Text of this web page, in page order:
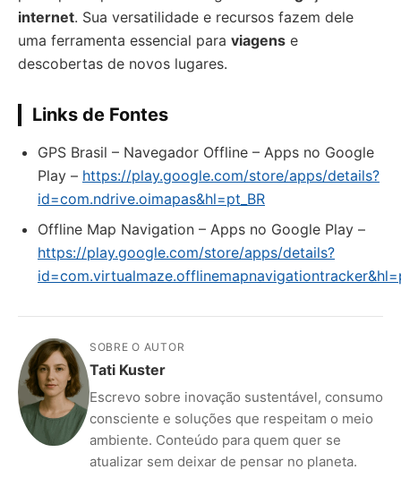
internet. Sua versatilidade e recursos fazem dele
uma ferramenta essencial para viagens e
descobertas de novos lugares.
Links de Fontes
GPS Brasil – Navegador Offline – Apps no Google
Play – https://play.google.com/store/apps/details?
id=com.ndrive.oimapas&hl=pt_BR
Offline Map Navigation – Apps no Google Play –
https://play.google.com/store/apps/details?
SOBRE O AUTOR
Tati Kuster
Escrevo sobre inovação sustentável, consumo
consciente e soluções que respeitam o meio
ambiente. Conteúdo para quem quer se
atualizar sem deixar de pensar no planeta.